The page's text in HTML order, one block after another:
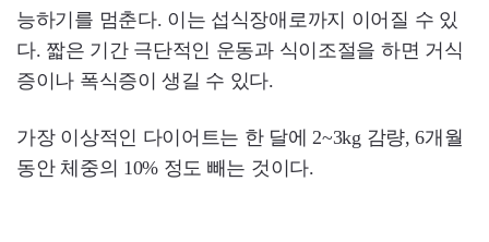
능하기를 멈춘다. 이는 섭식장애로까지 이어질 수 있
다. 짧은 기간 극단적인 운동과 식이조절을 하면 거식
증이나 폭식증이 생길 수 있다.
가장 이상적인 다이어트는 한 달에 2~3kg 감량, 6개월
동안 체중의 10% 정도 빼는 것이다.